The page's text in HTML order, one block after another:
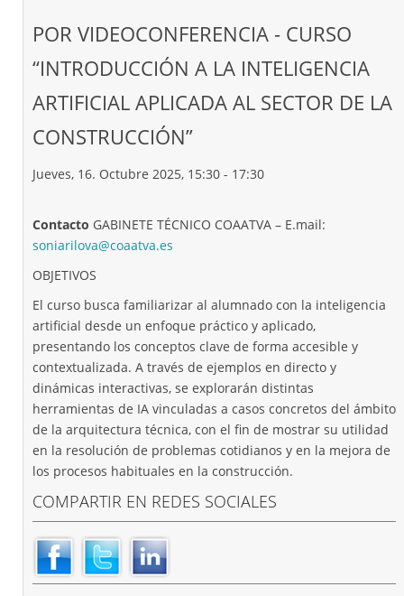
POR VIDEOCONFERENCIA - CURSO
“INTRODUCCIÓN A LA INTELIGENCIA
ARTIFICIAL APLICADA AL SECTOR DE LA
CONSTRUCCIÓN”
Jueves, 16. Octubre 2025, 15:30 - 17:30
Contacto GABINETE TÉCNICO COAATVA – E.mail:
soniarilova@coaatva.es
OBJETIVOS
El curso busca familiarizar al alumnado con la inteligencia
artificial desde un enfoque práctico y aplicado,
presentando los conceptos clave de forma accesible y
contextualizada. A través de ejemplos en directo y
dinámicas interactivas, se explorarán distintas
herramientas de IA vinculadas a casos concretos del ámbito
de la arquitectura técnica, con el fin de mostrar su utilidad
en la resolución de problemas cotidianos y en la mejora de
los procesos habituales en la construcción.
COMPARTIR EN REDES SOCIALES